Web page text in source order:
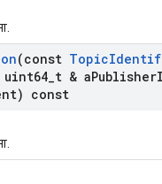
(const Topic
t & aPublisher
const